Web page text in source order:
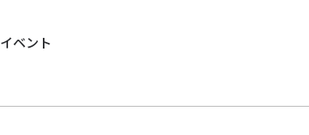
イベント